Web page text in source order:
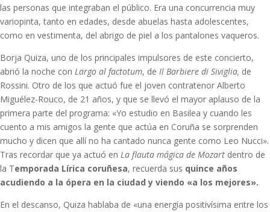
las personas que integraban el público. Era una concurrencia muy
variopinta, tanto en edades, desde abuelas hasta adolescentes,
como en vestimenta, del abrigo de piel a los pantalones vaqueros.
Borja Quiza, uno de los principales impulsores de este concierto,
abrió la noche con Largo al factotum, de Il Barbiere di Siviglia, de
Rossini. Otro de los que actuó fue el joven contratenor Alberto
Miguélez-Rouco, de 21 años, y que se llevó el mayor aplauso de la
primera parte del programa: «Yo estudio en Basilea y cuando les
cuento a mis amigos la gente que actúa en Coruña se sorprenden
mucho y dicen que allí no ha cantado nunca gente como Leo Nucci».
Tras recordar que ya actuó en La flauta mágica de Mozart dentro de
la Temporada Lírica coruñesa, recuerda sus quince años
acudiendo a la ópera en la ciudad y viendo «a los mejores».
En el descanso, Quiza hablaba de «una energía positivísima entre los